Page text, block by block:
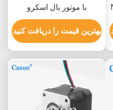
با موتور بال اسکرو
L200/250/300MM
بهترین قیمت را دریافت کنید